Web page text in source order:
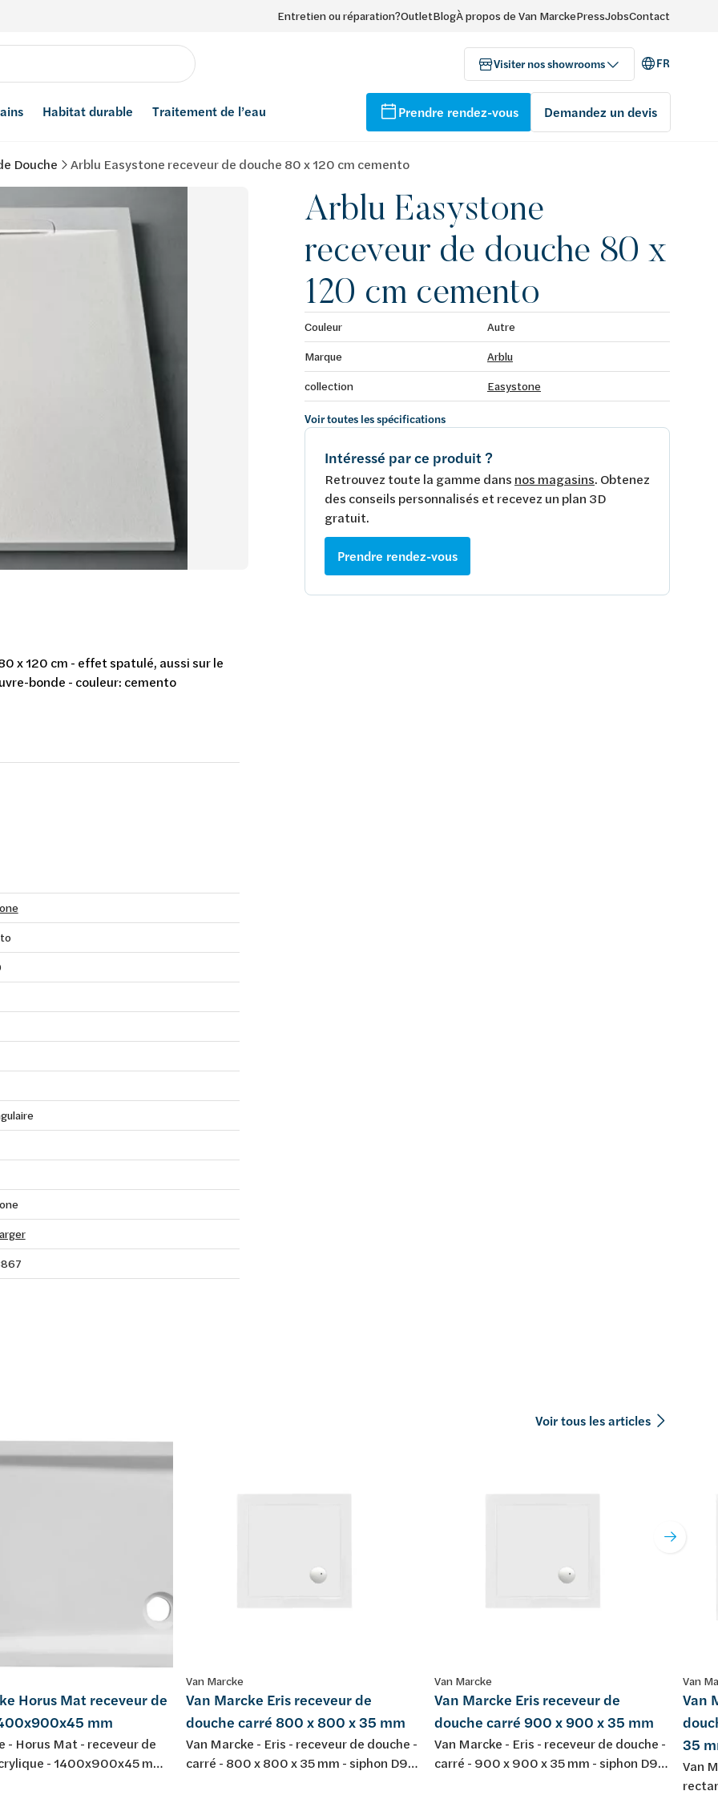
Entretien ou réparation?OutletBlogÀ propos de Van MarckePressJobsContact
Visiter nos showrooms FR
Habitat durable Traitement de l’eau Prendre rendez-vous Demandez un devis
Douche Arblu Easystone receveur de douche 80 x 120 cm cemento
Arblu Easystone
receveur de douche 80 x
120 cm cemento
Couleur
Autre
Marque
Arblu
collection
Easystone
Voir toutes les spécifications
Intéressé par ce produit ?
Retrouvez toute la gamme dans nos magasins. Obtenez
des conseils personnalisés et recevez un plan 3D
gratuit.
Prendre rendez-vous
x 120 cm - effet spatulé, aussi sur le
bonde - couleur: cemento
Voir tous les articles
Horus Mat receveur de
mm
- Horus Mat - receveur de
- 1400x900x45 mm -
Van Marcke
Van Marcke Eris receveur de
douche carré 800 x 800 x 35 mm
Van Marcke - Eris - receveur de douche -
carré - 800 x 800 x 35 mm - siphon D90
Van Marcke
Van Marcke Eris receveur de
douche carré 900 x 900 x 35 mm
Van Marcke - Eris - receveur de douche -
carré - 900 x 900 x 35 mm - siphon D90
Van
Van
35
Van